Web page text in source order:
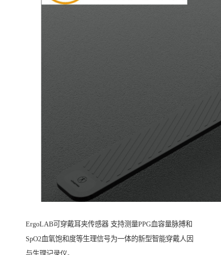
ErgoLAB可穿戴耳夹传感器 支持测量PPG血容量脉搏和
SpO2血氧饱和度等生理信号为一体的新型智能穿戴人因